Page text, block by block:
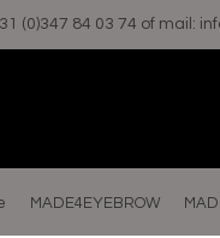
(0)347 84 03 74 of mail:
MADE4EYEBROW